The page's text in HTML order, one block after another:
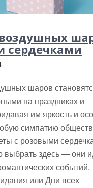
сердечками
шаров
на праздниках и
им яркость и
симпатию
с розовыми
выбрать здесь — они
событий,
или Дни всех